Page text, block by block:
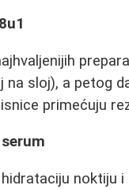
na sloj), a petog
primećuju
noktiju